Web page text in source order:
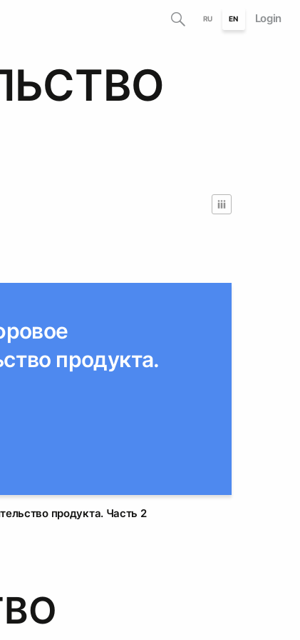
RU EN Login
продукта.
продукта. Часть 2